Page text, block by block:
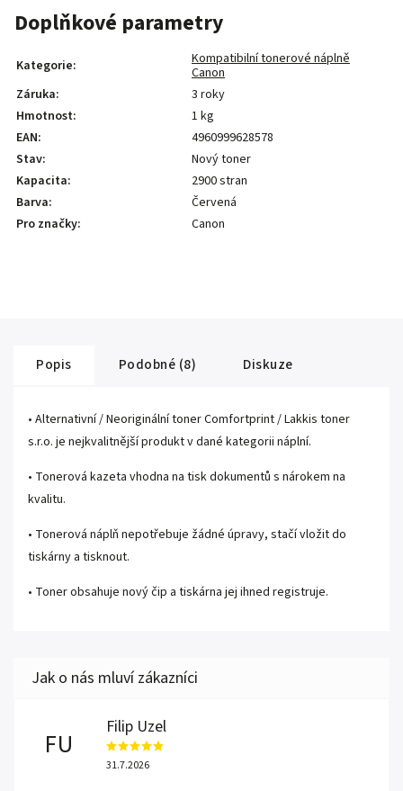
Doplňkové parametry
Kategorie:
Kompatibilní tonerové náplně
Canon
Záruka:
3 roky
Hmotnost:
1 kg
EAN:
4960999628578
Stav:
Nový toner
Kapacita:
2900 stran
Barva:
Červená
Pro značky: Canon
Popis Podobné (8) Diskuze
• Alternativní / Neoriginální toner Comfortprint / Lakkis toner
s.r.o. je nejkvalitnější produkt v dané kategorii náplní.
• Tonerová kazeta vhodna na tisk dokumentů s nárokem na
kvalitu.
• Tonerová náplň nepotřebuje žádné úpravy, stačí vložit do
tiskárny a tisknout.
• Toner obsahuje nový čip a tiskárna jej ihned registruje.
FU
Filip Uzel
31.7.2026